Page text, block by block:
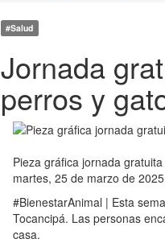
#Salud
Jornada
perros y
Pieza gráfica jornada
martes, 25 de marzo de 2025
#BienestarAnimal | Esta
Tocancipá. Las personas
casa.